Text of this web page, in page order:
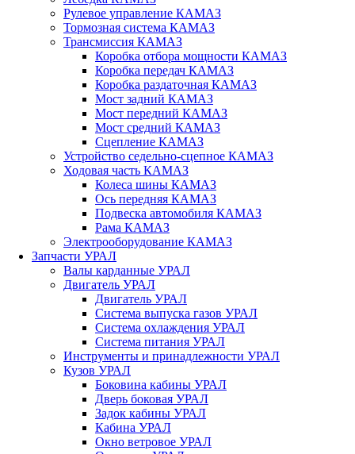
Рулевое управление КАМАЗ
Тормозная система КАМАЗ
Трансмиссия КАМАЗ
Коробка отбора мощности КАМАЗ
Коробка передач КАМАЗ
Коробка раздаточная КАМАЗ
Мост задний КАМАЗ
Мост передний КАМАЗ
Мост средний КАМАЗ
Сцепление КАМАЗ
Устройство седельно-сцепное КАМАЗ
Ходовая часть КАМАЗ
Колеса шины КАМАЗ
Ось передняя КАМАЗ
Подвеска автомобиля КАМАЗ
Рама КАМАЗ
Электрооборудование КАМАЗ
Запчасти УРАЛ
Валы карданные УРАЛ
Двигатель УРАЛ
Двигатель УРАЛ
Система выпуска газов УРАЛ
Система охлаждения УРАЛ
Система питания УРАЛ
Инструменты и принадлежности УРАЛ
Кузов УРАЛ
Боковина кабины УРАЛ
Дверь боковая УРАЛ
Задок кабины УРАЛ
Кабина УРАЛ
Окно ветровое УРАЛ